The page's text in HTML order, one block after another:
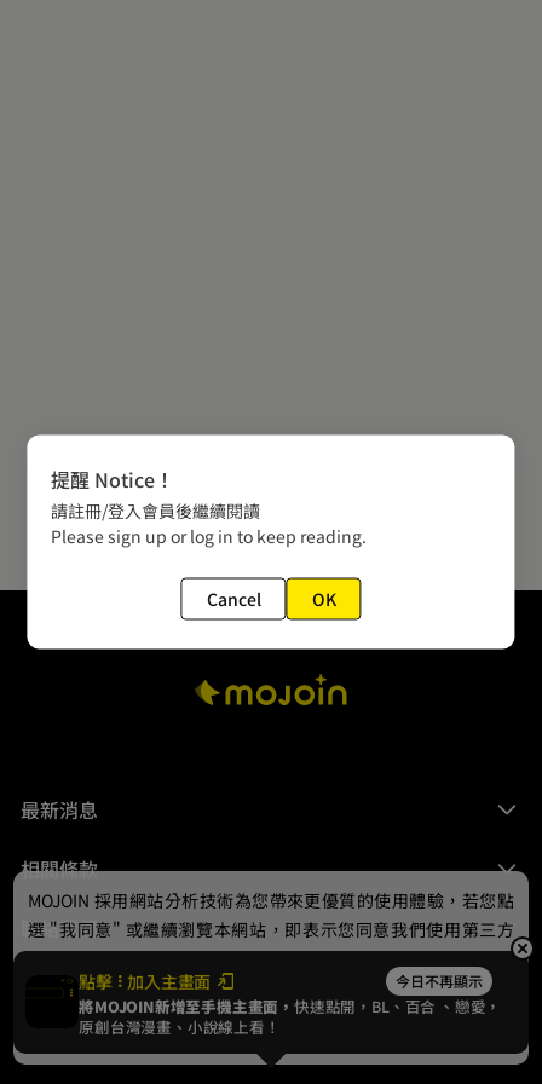
最新消息
相關條款
聯絡我們
© 2024 gamania Digital Entertainment Co., Ltd.
點擊 加入主畫面 今日不再顯示
將MOJOIN新增至手機主畫面，快速點開，BL、 百合 、戀愛，
原創台灣漫畫、小說線上看！
MOJOIN 採用網站分析技術為您帶來更優質的使用體驗，若您點
選 "我同意" 或繼續瀏覽本網站，即表示您同意我們使用第三方
Cookie，欲瞭解更多資訊請見隱私權政策。
我同意
提醒 Notice！
請註冊/登入會員後繼續閱讀
Please sign up or log in to keep reading.
Cancel OK